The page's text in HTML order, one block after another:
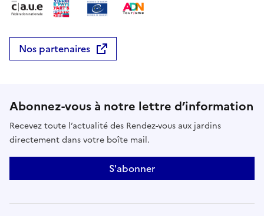
Nos partenaires
Abonnez-vous à notre lettre d’information
Recevez toute l’actualité des Rendez-vous aux jardins
directement dans votre boîte mail.
S'abonner